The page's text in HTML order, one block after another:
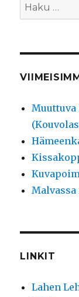
Etsi:
LINKIT
Lahen